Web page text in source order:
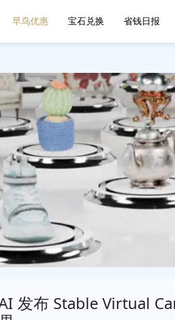
早鸟优惠 宝石兑换 省钱日报
发布 Stable Virtual